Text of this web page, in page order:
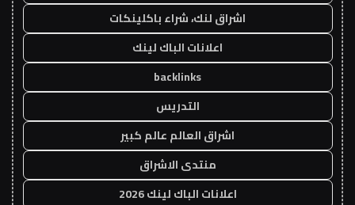
اشراق لنك، شراء باكلينكات
اعلانات الباك لينك
backlinks
التدريس
اشراق العالم عالم كبير
منتدى الاشراق
اعلانات الباك لينك 2026